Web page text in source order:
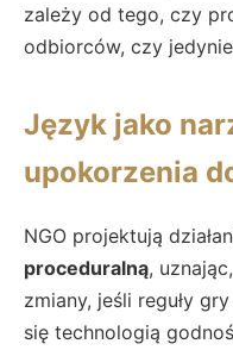
zależy od tego, czy
odbiorców, czy
Język jako
upokorzenia
NGO projektują
proceduralną,
zmiany, jeśli reguły
się technologią